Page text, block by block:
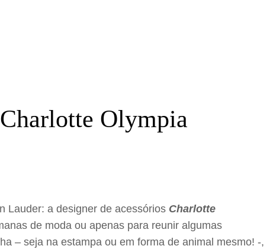
Olympia
Lauder: a designer de acessórios Charlotte
de moda ou apenas para reunir algumas
– seja na estampa ou em forma de animal mesmo! -,